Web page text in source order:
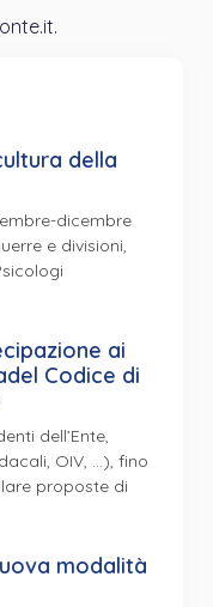
della
dicembre
e divisioni,
ai
Codice di
dell’Ente,
OIV, …), fino
proposte di
modalità